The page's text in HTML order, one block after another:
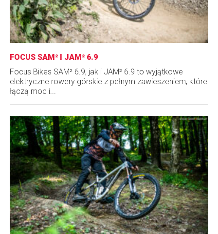
FOCUS SAM² I JAM² 6.9
Focus Bikes SAM² 6.9, jak i JAM² 6.9 to wyjątkowe
elektryczne rowery górskie z pełnym zawieszeniem, które
łączą moc i...